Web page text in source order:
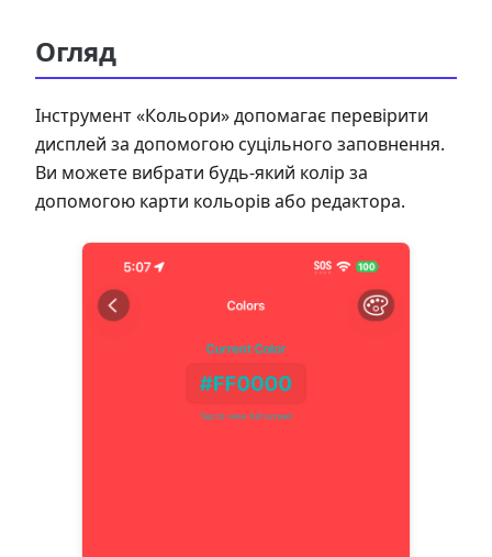
Огляд
Інструмент «Кольори» допомагає перевірити
дисплей за допомогою суцільного заповнення.
Ви можете вибрати будь-який колір за
допомогою карти кольорів або редактора.